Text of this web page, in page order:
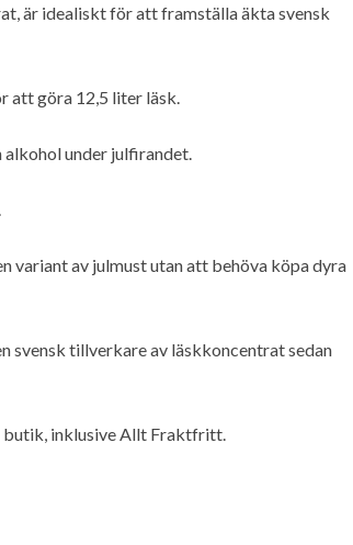
är idealiskt för att framställa äkta svensk
att göra 12,5 liter läsk.
under julfirandet.
variant av julmust utan att behöva köpa dyra
svensk tillverkare av läskkoncentrat sedan
butik, inklusive Allt Fraktfritt.